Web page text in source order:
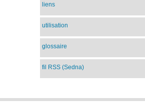
liens
utilisation
glossaire
fil RSS (Sedna)